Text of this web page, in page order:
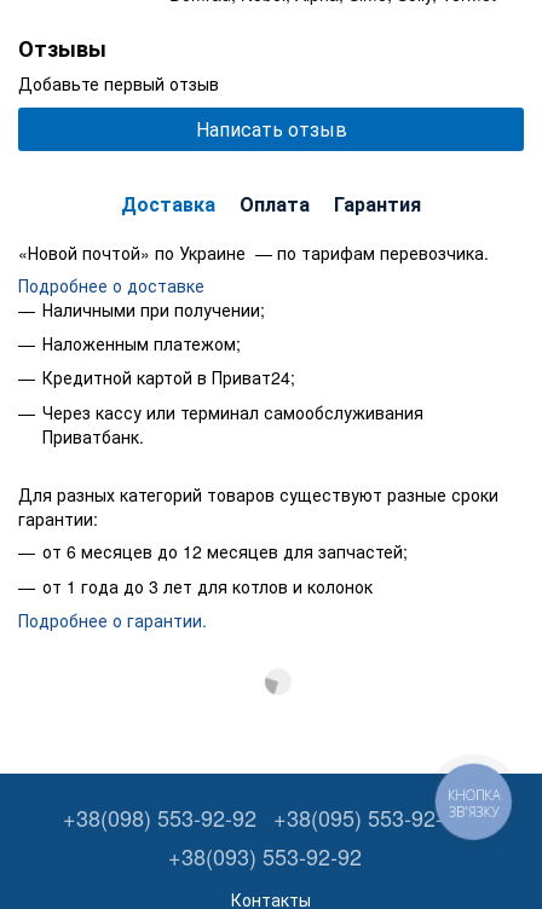
Отзывы
Добавьте первый отзыв
Написать отзыв
Доставка Оплата Гарантия
«Новой почтой» по Украине — по тарифам перевозчика.
Подробнее о доставке
Наличными при получении;
Наложенным платежом;
Кредитной картой в Приват24;
Через кассу или терминал самообслуживания
Приватбанк.
Для разных категорий товаров существуют разные сроки
гарантии:
от 6 месяцев до 12 месяцев для запчастей;
от 1 года до 3 лет для котлов и колонок
Подробнее о гарантии.
+38(098) 553-92-92
+38(095) 553-92-92
+38(093) 553-92-92
Контакты
КНОПКА
ЗВ'ЯЗКУ